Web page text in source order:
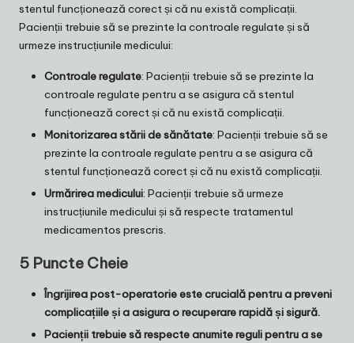
stentul funcționează corect și că nu există complicații.
Pacienții trebuie să se prezinte la controale regulate și să
urmeze instrucțiunile medicului:
Controale regulate: Pacienții trebuie să se prezinte la
controale regulate pentru a se asigura că stentul
funcționează corect și că nu există complicații.
Monitorizarea stării de sănătate: Pacienții trebuie să se
prezinte la controale regulate pentru a se asigura că
stentul funcționează corect și că nu există complicații.
Urmărirea medicului: Pacienții trebuie să urmeze
instrucțiunile medicului și să respecte tratamentul
medicamentos prescris.
5 Puncte Cheie
Îngrijirea post-operatorie este crucială pentru a preveni
complicațiile și a asigura o recuperare rapidă și sigură.
Pacienții trebuie să respecte anumite reguli pentru a se